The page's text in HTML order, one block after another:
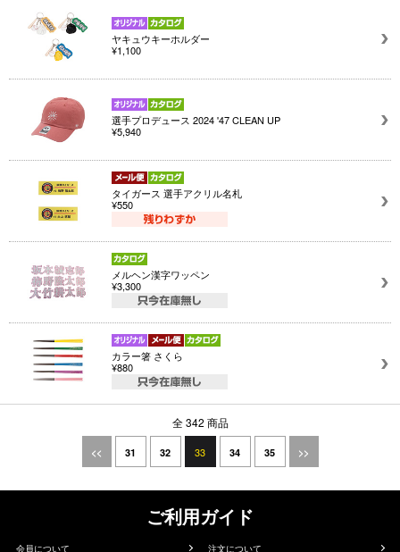
ヤキュウキーホルダー
¥1,100
選手プロデュース 2024 '47 CLEAN UP
¥5,940
タイガース 選手アクリル名札
¥550
メルヘン漢字ワッペン
¥3,300
カラー箸 さくら
¥880
全 342 商品
<< 31 32 33 34 35 >>
ご利用ガイド
会員について 注文について